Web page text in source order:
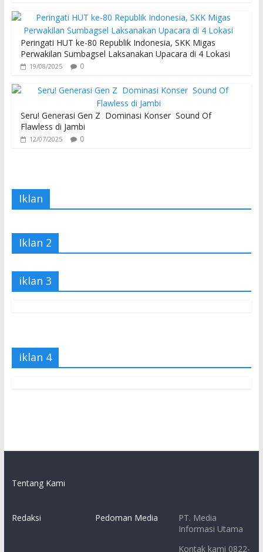
Peringati HUT ke-80 Republik Indonesia, SKK Migas
Perwakilan Sumbagsel Laksanakan Upacara di 4 Lokasi
19/08/2025 0
Seru! Generasi Gen Z Dominasi Konser Sound Of
Flawless di Jambi
12/07/2025 0
Iklan
Iklan 2
iklan 3
iklan 4
Tentang Kami
Redaksi Pedoman Media
PT. Media
Informasi Utama
Kontak kami 0822-